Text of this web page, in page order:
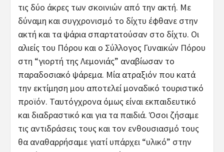
τις δύο άκρες των σκοινιών από την ακτή. Με
δύναμη και συγχρονισμό το δίχτυ έφθανε στην
ακτή και τα ψάρια σπαρτατούσαν στο δίχτυ. Οι
αλιείς του Πόρου και ο Σύλλογος Γυναικών Πόρου
στη “γιορτή της Λεμονιάς” αναβίωσαν το
παραδοσιακό ψάρεμα. Μία ατραξιόν που κατά
την εκτίμηση μου αποτελεί μοναδικό τουριστικό
προϊόν. Ταυτόγχρονα όμως είναι εκπαιδευτικό
και διαδραστικό και για τα παιδιά. Όσοι ζήσαμε
τις αντιδράσεις τους και τον ενθουσιασμό τους
θα αναθαρρήσαμε γιατί υπάρχει “υλικό” στην